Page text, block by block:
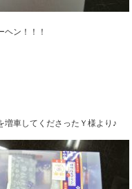
ヘン！！！
増車してくださったＹ様より♪